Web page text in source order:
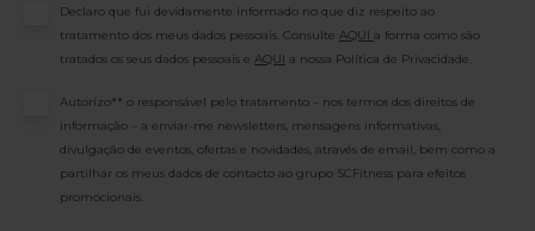
Consentimento
Declaro que fui devidamente informado no que diz respeito ao
tratamento dos meus dados pessoais. Consulte AQUI a forma como são
tratados os seus dados pessoais e AQUI a nossa Política de Privacidade.
Consentimento
Autorizo** o responsável pelo tratamento – nos termos dos direitos de
informação – a enviar-me newsletters, mensagens informativas,
divulgação de eventos, ofertas e novidades, através de email, bem como a
partilhar os meus dados de contacto ao grupo SCFitness para efeitos
promocionais.